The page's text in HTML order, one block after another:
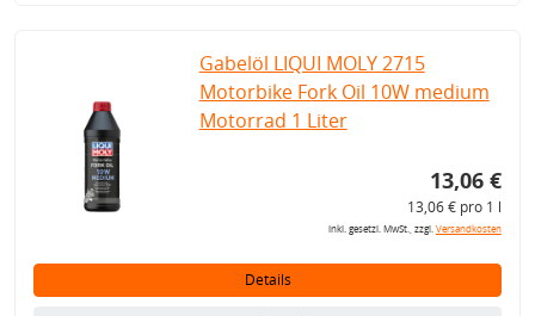
Gabelöl LIQUI MOLY 2715
Motorbike Fork Oil 10W medium
Motorrad 1 Liter
13,06 €
13,06 € pro 1 l
inkl. gesetzl. MwSt., zzgl.Versandkosten
Details